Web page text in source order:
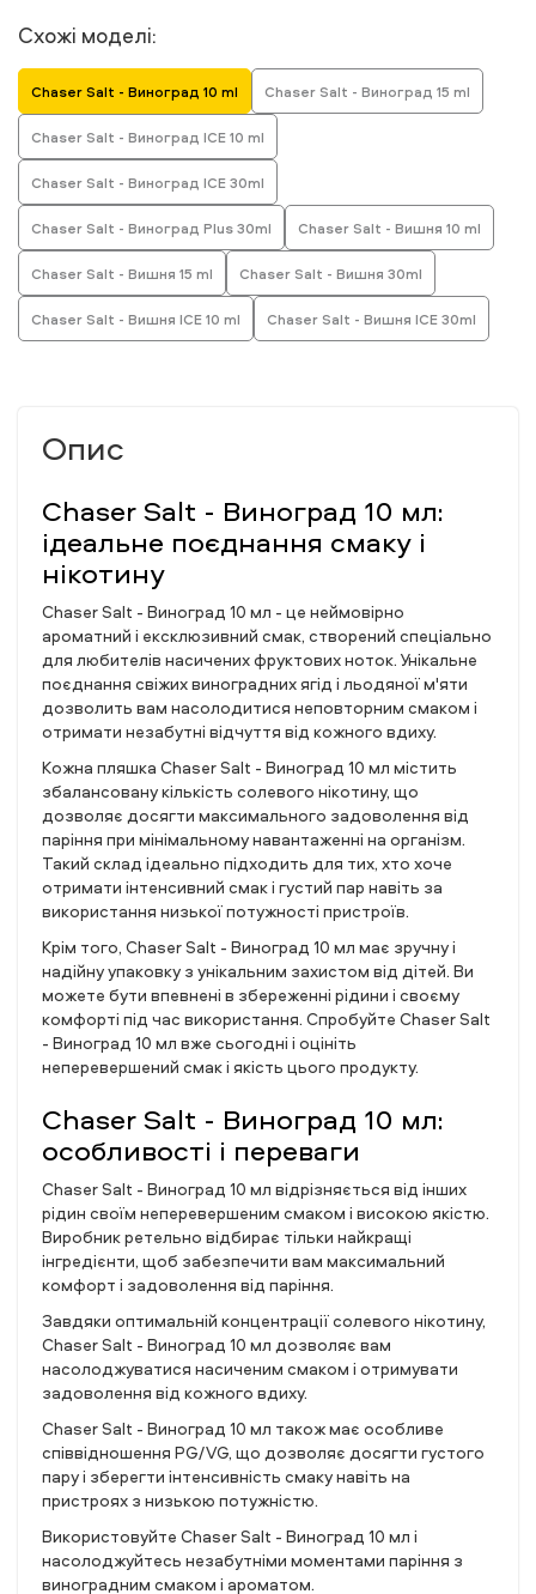
Схожі моделі:
Chaser Salt - Виноград 10 ml Chaser Salt - Виноград 15 ml
Chaser Salt - Виноград ICE 10 ml
Chaser Salt - Виноград ICE 30ml
Chaser Salt - Виноград Plus 30ml Chaser Salt - Вишня 10 ml
Chaser Salt - Вишня 15 ml Chaser Salt - Вишня 30ml
Chaser Salt - Вишня ICE 10 ml Chaser Salt - Вишня ICE 30ml
Опис
Chaser Salt - Виноград 10 мл:
ідеальне поєднання смаку і
нікотину
Chaser Salt - Виноград 10 мл - це неймовірно
ароматний і ексклюзивний смак, створений спеціально
для любителів насичених фруктових ноток. Унікальне
поєднання свіжих виноградних ягід і льодяної м'яти
дозволить вам насолодитися неповторним смаком і
отримати незабутні відчуття від кожного вдиху.
Кожна пляшка Chaser Salt - Виноград 10 мл містить
збалансовану кількість солевого нікотину, що
дозволяє досягти максимального задоволення від
паріння при мінімальному навантаженні на організм.
Такий склад ідеально підходить для тих, хто хоче
отримати інтенсивний смак і густий пар навіть за
використання низької потужності пристроїв.
Крім того, Chaser Salt - Виноград 10 мл має зручну і
надійну упаковку з унікальним захистом від дітей. Ви
можете бути впевнені в збереженні рідини і своєму
комфорті під час використання. Спробуйте Chaser Salt
- Виноград 10 мл вже сьогодні і оцініть
неперевершений смак і якість цього продукту.
Chaser Salt - Виноград 10 мл:
особливості і переваги
Chaser Salt - Виноград 10 мл відрізняється від інших
рідин своїм неперевершеним смаком і високою якістю.
Виробник ретельно відбирає тільки найкращі
інгредієнти, щоб забезпечити вам максимальний
комфорт і задоволення від паріння.
Завдяки оптимальній концентрації солевого нікотину,
Chaser Salt - Виноград 10 мл дозволяє вам
насолоджуватися насиченим смаком і отримувати
задоволення від кожного вдиху.
Chaser Salt - Виноград 10 мл також має особливе
співвідношення PG/VG, що дозволяє досягти густого
пару і зберегти інтенсивність смаку навіть на
пристроях з низькою потужністю.
Використовуйте Chaser Salt - Виноград 10 мл і
насолоджуйтесь незабутніми моментами паріння з
виноградним смаком і ароматом.